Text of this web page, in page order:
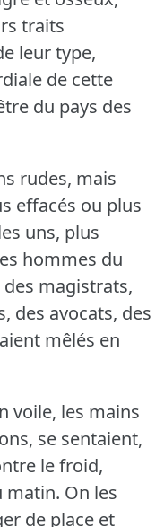
traits
leur type,
de cette
du pays des
rudes, mais
effacés ou plus
uns, plus
hommes du
magistrats,
des avocats, des
mêlés en
voile, les mains
se sentaient,
le froid,
matin. On les
de place et